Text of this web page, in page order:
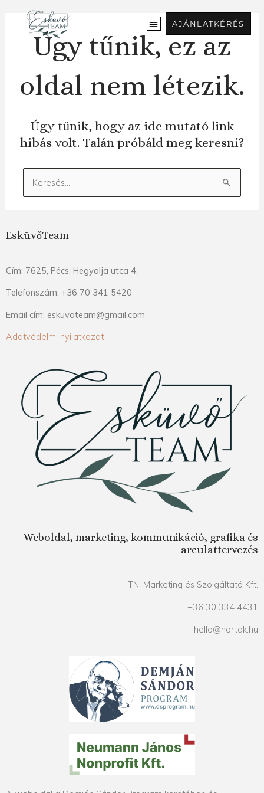
tartalomra
AJÁNLATKÉRÉS
Úgy tűnik, ez az
oldal nem létezik.
Úgy tűnik, hogy az ide mutató link
hibás volt. Talán próbáld meg keresni?
Keresés:
EsküvőTeam
Cím: 7625, Pécs, Hegyalja utca 4.
Telefonszám: +36 70 341 5420
Email cím: eskuvoteam@gmail.com
Adatvédelmi nyilatkozat
Weboldal, marketing, kommunikáció, grafika és
arculattervezés
TNI Marketing és Szolgáltató Kft.
+36 30 334 4431
hello@nortak.hu